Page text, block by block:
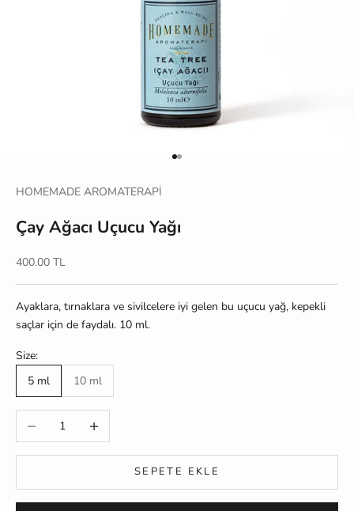
1 ögesine git
2 ögesine git
HOMEMADE AROMATERAPİ
Çay Ağacı Uçucu Yağı
İndirimli fiyat
400.00 TL
Ayaklara, tırnaklara ve sivilcelere iyi gelen bu uçucu yağ, kepekli
saçlar için de faydalı. 10 ml.
Size:
5 ml
10 ml
Miktarı azalt Miktarı artır
SEPETE EKLE